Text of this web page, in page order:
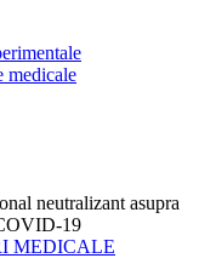
medicale
neutralizant asupra
19
MEDICALE